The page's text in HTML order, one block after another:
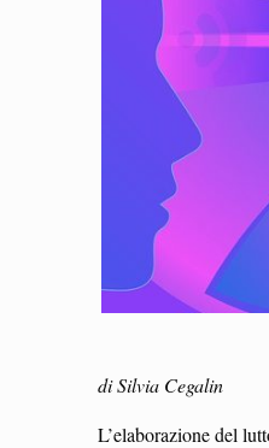
di Silvia Cegalin
L’elaborazione del